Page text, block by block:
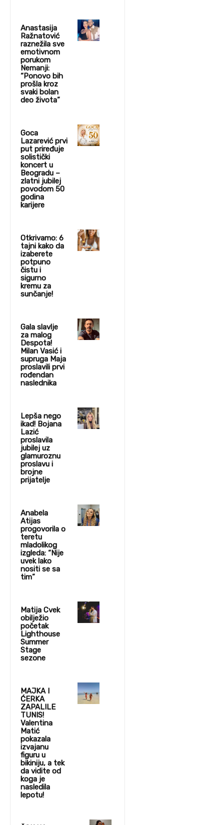
Anastasija
Ražnatović
raznežila sve
emotivnom
porukom
Nemanji:
“Ponovo bih
prošla kroz
svaki bolan
deo života”
Goca
Lazarević prvi
put priređuje
solistički
koncert u
Beogradu –
zlatni jubilej
povodom 50
godina
karijere
Otkrivamo: 6
tajni kako da
izaberete
potpuno
čistu i
sigurno
kremu za
sunčanje!
Gala slavlje
za malog
Despota!
Milan Vasić i
supruga Maja
proslavili prvi
rođendan
naslednika
Lepša nego
ikad! Bojana
Lazić
proslavila
jubilej uz
glamuroznu
proslavu i
brojne
prijatelje
Anabela
Atijas
progovorila o
teretu
mladolikog
izgleda: “Nije
uvek lako
nositi se sa
tim”
Matija Cvek
obilježio
početak
Lighthouse
Summer
Stage
sezone
MAJKA I
ĆERKA
ZAPALILE
TUNIS!
Valentina
Matić
pokazala
izvajanu
figuru u
bikiniju, a tek
da vidite od
koga je
nasledila
lepotu!